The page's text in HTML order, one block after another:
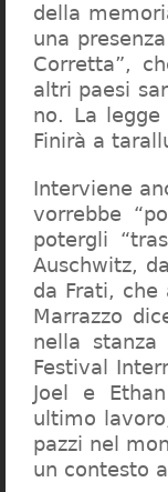
della
una
Corretta”,
altri paesi
no. La
Finirà a
Interviene
vorrebbe
potergli
Auschwitz,
da Frati, che
Marrazzo
nella
Festival
Joel e
ultimo
pazzi nel
un contesto